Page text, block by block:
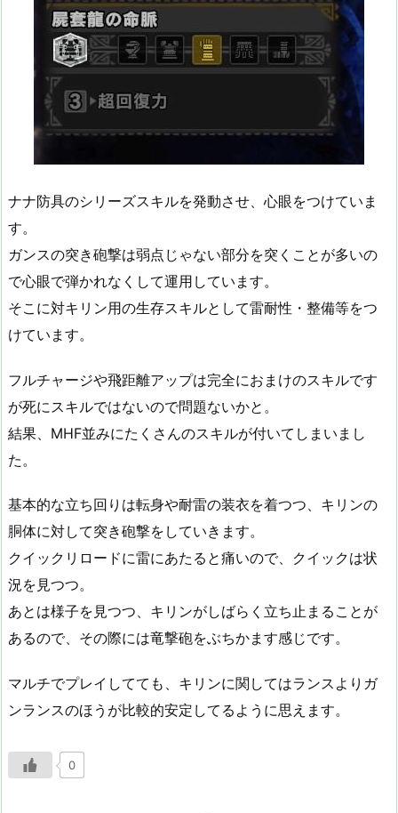
ナナ防具のシリーズスキルを発動させ、心眼をつけていま
す。
ガンスの突き砲撃は弱点じゃない部分を突くことが多いの
で心眼で弾かれなくして運用しています。
そこに対キリン用の生存スキルとして雷耐性・整備等をつ
けています。
フルチャージや飛距離アップは完全におまけのスキルです
が死にスキルではないので問題ないかと。
結果、MHF並みにたくさんのスキルが付いてしまいまし
た。
基本的な立ち回りは転身や耐雷の装衣を着つつ、キリンの
胴体に対して突き砲撃をしていきます。
クイックリロードに雷にあたると痛いので、クイックは状
況を見つつ。
あとは様子を見つつ、キリンがしばらく立ち止まることが
あるので、その際には竜撃砲をぶちかます感じです。
マルチでプレイしてても、キリンに関してはランスよりガ
ンランスのほうが比較的安定してるように思えます。
0